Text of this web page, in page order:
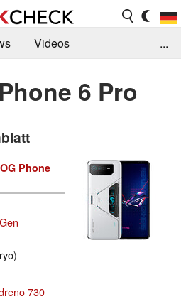
Videos
Suche
Jobs
...
6 Pro
Phone
730